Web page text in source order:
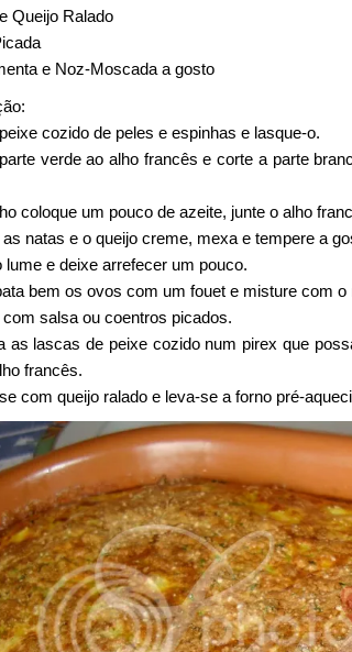
Queijo Ralado
e Noz-Moscada a gosto
cozido de peles e espinhas e lasque-o.
verde ao alho francês e corte a parte
coloque um pouco de azeite, junte o alho
natas e o queijo creme, mexa e tempere a
lume e deixe arrefecer um pouco.
bem os ovos com um fouet e misture com o
com salsa ou coentros picados.
as lascas de peixe cozido num pirex que
francês.
com queijo ralado e leva-se a forno pré-